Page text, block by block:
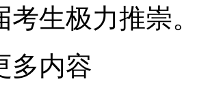
考生极力推崇。
多内容